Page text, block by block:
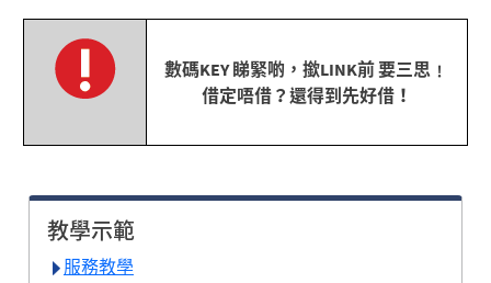
數碼KEY 睇緊啲，撳LINK前 要三思﹗
借定唔借？還得到先好借！
教學示範
服務教學